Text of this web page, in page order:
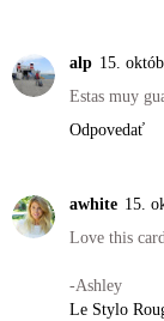
alp 15.
Estas muy
Odpovedať
awhite 15.
Love this
-Ashley
Le Stylo